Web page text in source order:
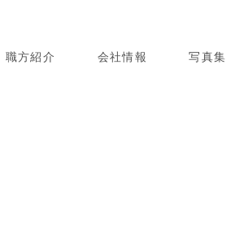
職方紹介 会社情報 写真集